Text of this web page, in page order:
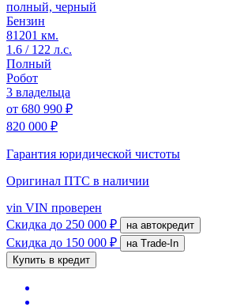
полный, черный
Бензин
81201 км.
1.6 / 122 л.с.
Полный
Робот
3 владельца
от 680 990 ₽
820 000 ₽
Гарантия юридической чистоты
Оригинал ПТС в наличии
vin VIN проверен
Скидка до 250 000 ₽ на автокредит
Скидка до 150 000 ₽
на Trade-In
Купить в кредит